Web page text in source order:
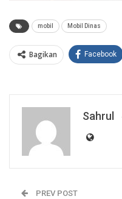
mobil Mobil Dinas
Bagikan Facebook
Sahrul
PREV POST